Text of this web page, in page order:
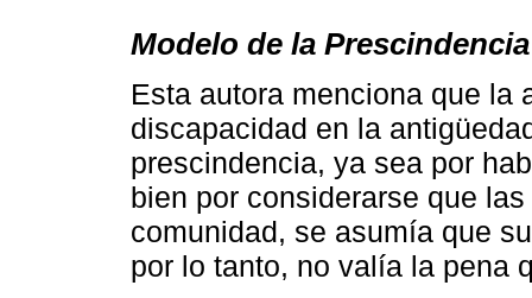
Modelo de la Prescindencia
Esta autora menciona que la
discapacidad en la
prescindencia, ya sea por
bien por considerarse que
comunidad, se asumía que
por lo tanto, no valía la pena